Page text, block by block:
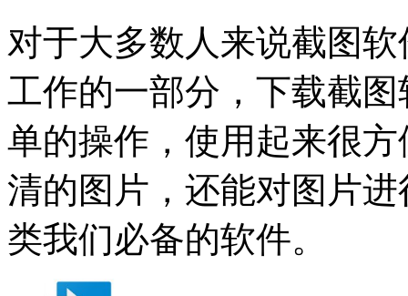
对于大多数人来说截图
工作的一部分，下载截
单的操作，使用起来很
清的图片，还能对图片
类我们必备的软件。